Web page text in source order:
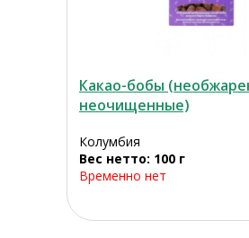
Какао-бобы
неочищенные)
Колумбия
Вес нетто: 100 г
Временно нет